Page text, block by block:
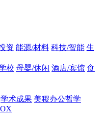
资 能源/材料 科技/智能 生
校 母婴/休闲 酒店/宾馆 食
学术成果 美稷办公哲学